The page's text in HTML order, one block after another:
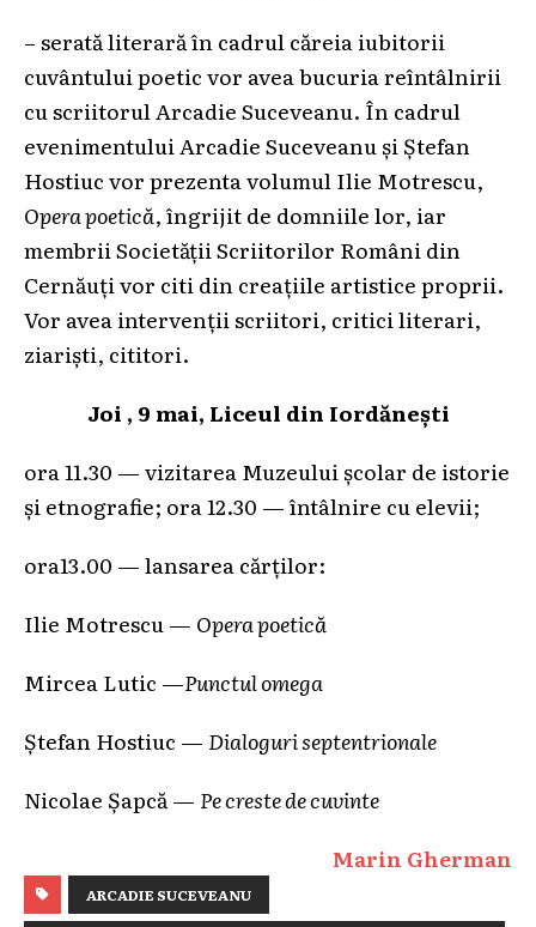
– serată literară în cadrul căreia iubitorii
cuvântului poetic vor avea bucuria reîntâlnirii
cu scriitorul Arcadie Suceveanu. În cadrul
evenimentului Arcadie Suceveanu şi Ştefan
Hostiuc vor prezenta volumul Ilie Motrescu,
Opera poetică, îngrijit de domniile lor, iar
membrii Societăţii Scriitorilor Români din
Cernăuţi vor citi din creaţiile artistice proprii.
Vor avea intervenţii scriitori, critici literari,
ziarişti, cititori.
Joi , 9 mai, Liceul din Iordăneşti
ora 11.30 — vizitarea Muzeului şcolar de istorie
şi etnografie; ora 12.30 — întâlnire cu elevii;
ora13.00 — lansarea cărţilor:
Ilie Motrescu — Opera poetică
Mircea Lutic —Punctul omega
Ştefan Hostiuc — Dialoguri septentrionale
Nicolae Şapcă — Pe creste de cuvinte
Marin Gherman
ARCADIE SUCEVEANU